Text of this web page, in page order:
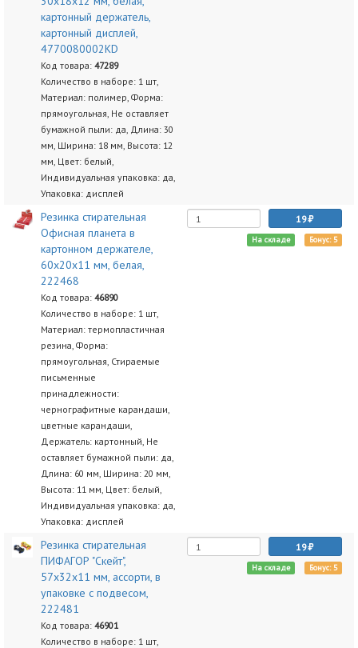
картонный держатель,
картонный дисплей,
4770080002KD
Код товара: 47289
Количество в наборе: 1 шт,
Материал: полимер, Форма:
прямоугольная, Не оставляет
бумажной пыли: да, Длина: 30
мм, Ширина: 18 мм, Высота: 12
мм, Цвет: белый,
Индивидуальная упаковка: да,
Упаковка: дисплей
Резинка стирательная
Офисная планета в
картонном держателе,
60х20х11 мм, белая,
222468
Код товара: 46890
Количество в наборе: 1 шт,
Материал: термопластичная
резина, Форма:
прямоугольная, Стираемые
письменные
принадлежности:
чернографитные карандаши,
цветные карандаши,
Держатель: картонный, Не
оставляет бумажной пыли: да,
Длина: 60 мм, Ширина: 20 мм,
Высота: 11 мм, Цвет: белый,
Индивидуальная упаковка: да,
Упаковка: дисплей
19
На складе Бонус: 5
Резинка стирательная
ПИФАГОР "Скейт",
57х32х11 мм, ассорти, в
упаковке с подвесом,
222481
Код товара: 46901
Количество в наборе: 1 шт,
19
На складе Бонус: 5